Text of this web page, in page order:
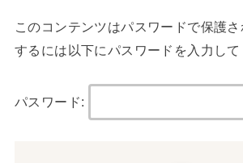
このコンテンツはパスワードで保護
するには以下にパスワードを入力して
パスワード: